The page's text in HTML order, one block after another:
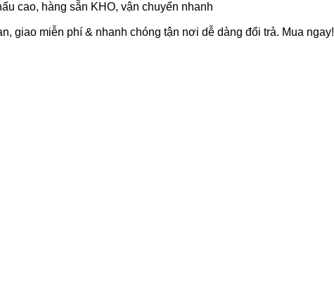
cao, hàng sẵn KHO, vận chuyển nhanh
giao miễn phí & nhanh chóng tận nơi dễ dàng đổi trả. Mua ngay!